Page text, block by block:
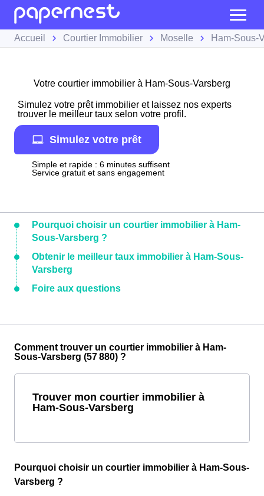
Accueil Courtier Immobilier Moselle Ham-Sous-
Votre courtier immobilier à Ham-Sous-Varsberg
Simulez votre prêt immobilier et laissez nos experts
trouver le meilleur taux selon votre profil.
Simulez votre prêt
Simple et rapide : 6 minutes suffisent
Service gratuit et sans engagement
Pourquoi choisir un courtier immobilier à Ham-
Sous-Varsberg ?
Obtenir le meilleur taux immobilier à Ham-Sous-
Varsberg
Foire aux questions
Comment trouver un courtier immobilier à Ham-
Sous-Varsberg (57 880) ?
Trouver mon courtier immobilier à
Ham-Sous-Varsberg
Pourquoi choisir un courtier immobilier à Ham-Sous-
Varsberg ?